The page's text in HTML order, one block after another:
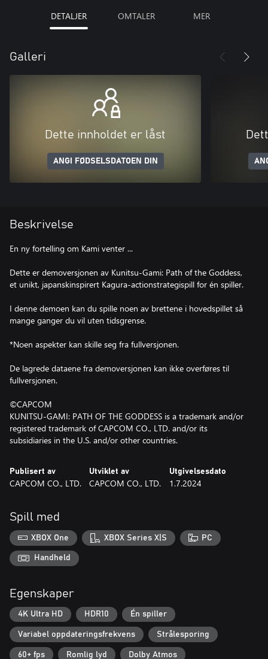
DETALJER OMTALER MER
Galleri
Dette innholdet er låst
ANGI FØDSELSDATOEN DIN
Beskrivelse
En ny fortelling om Kami venter ...
Dette er demoversjonen av Kunitsu-Gami: Path of the Goddess,
et unikt, japanskinspirert Kagura-actionstrategispill for én spiller.
I denne demoen kan du spille noen av brettene i hovedspillet så
mange ganger du vil uten tidsgrense.
*Noen aspekter kan skille seg fra fullversjonen.
De lagrede dataene fra demoversjonen kan ikke overføres til
fullversjonen.
©CAPCOM
KUNITSU-GAMI: PATH OF THE GODDESS is a trademark and/or
registered trademark of CAPCOM CO., LTD. and/or its
subsidiaries in the U.S. and/or other countries.
Publisert av
CAPCOM CO., LTD.
Utviklet av
CAPCOM CO., LTD.
Utgivelsesdato
1.7.2024
Spill med
XBOX One XBOX Series X|S PC
Handheld
Egenskaper
4K Ultra HD HDR10 Én spiller
Variabel oppdateringsfrekvens Strålesporing
60+ fps Romlig lyd Dolby Atmos